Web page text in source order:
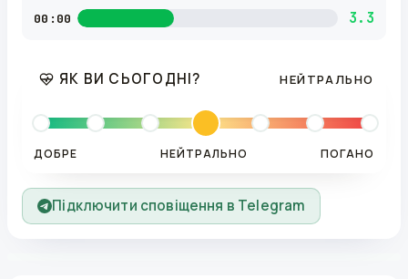
00:00 3.3
ЯК ВИ СЬОГОДНІ? НЕЙТРАЛЬНО
ДОБРЕ НЕЙТРАЛЬНО ПОГАНО
Підключити сповіщення в Telegram